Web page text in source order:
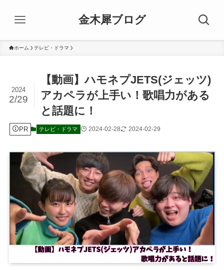
金木犀ブログ
ホーム テレビ・ドラマ
【動画】ハモネプJETS(ジェッツ)
アカペラが上手い！歌唱力がある
と話題に！
2024
2/29
PR テレビ・ドラマ 2024-02-28 2024-02-29